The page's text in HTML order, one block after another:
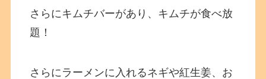
さらにキムチバーがあり、キムチが食べ放
題！
さらにラーメンに入れるネギや紅生姜、お